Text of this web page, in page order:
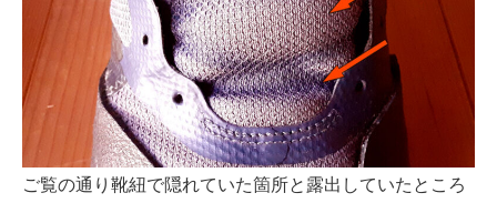
ご覧の通り靴紐で隠れていた箇所と露出していたところ